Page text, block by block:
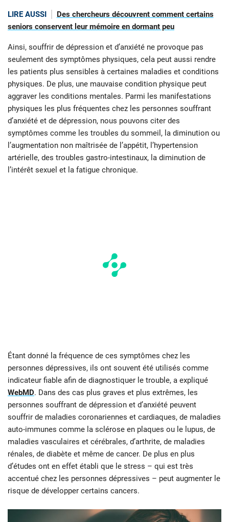
LIRE AUSSI
Des chercheurs découvrent comment certains
seniors conservent leur mémoire en dormant peu
Ainsi, souffrir de dépression et d’anxiété ne provoque pas
seulement des symptômes physiques, cela peut aussi rendre
les patients plus sensibles à certaines maladies et conditions
physiques. De plus, une mauvaise condition physique peut
aggraver les conditions mentales. Parmi les manifestations
physiques les plus fréquentes chez les personnes souffrant
d’anxiété et de dépression, nous pouvons citer des
symptômes comme les troubles du sommeil, la diminution ou
l’augmentation non maîtrisée de l’appétit, l’hypertension
artérielle, des troubles gastro-intestinaux, la diminution de
l’intérêt sexuel et la fatigue chronique.
Étant donné la fréquence de ces symptômes chez les
personnes dépressives, ils ont souvent été utilisés comme
indicateur fiable afin de diagnostiquer le trouble, a expliqué
WebMD. Dans des cas plus graves et plus extrêmes, les
personnes souffrant de dépression et d’anxiété peuvent
souffrir de maladies coronariennes et cardiaques, de maladies
auto-immunes comme la sclérose en plaques ou le lupus, de
maladies vasculaires et cérébrales, d’arthrite, de maladies
rénales, de diabète et même de cancer. De plus en plus
d’études ont en effet établi que le stress – qui est très
accentué chez les personnes dépressives – peut augmenter le
risque de développer certains cancers.